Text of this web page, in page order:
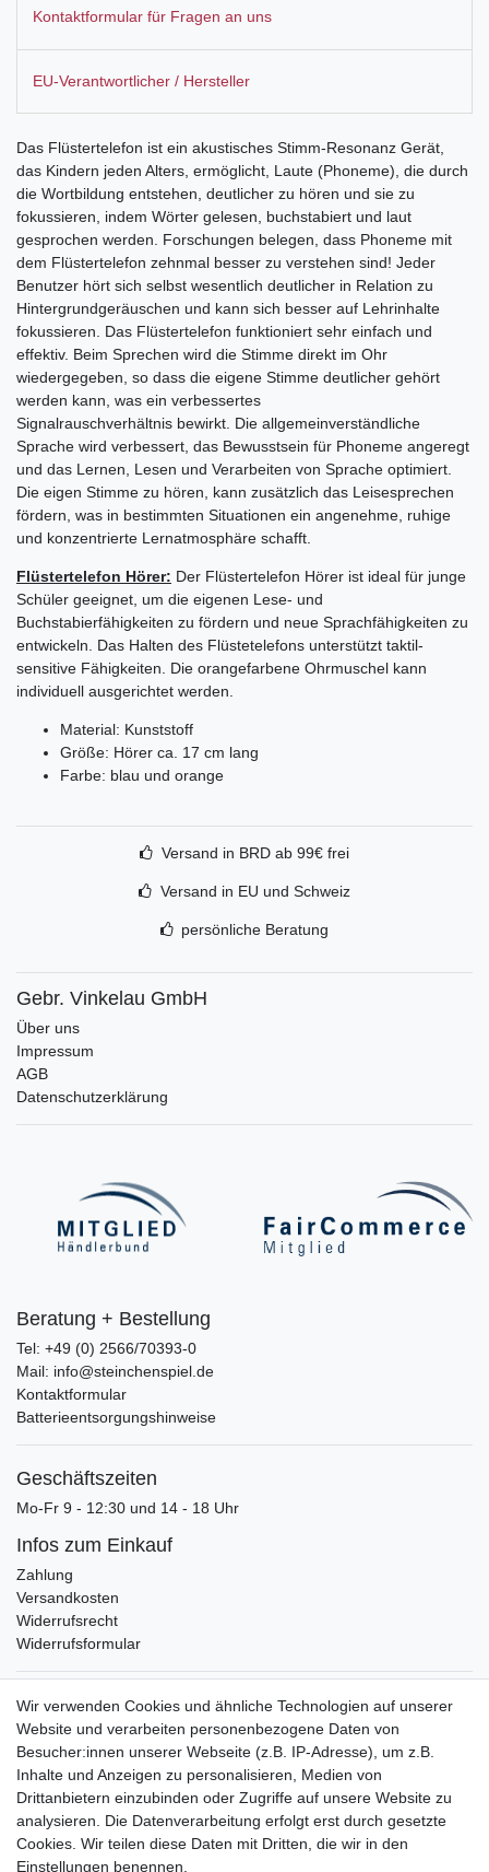
Kontaktformular für Fragen an uns
EU-Verantwortlicher / Hersteller
Das Flüstertelefon ist ein akustisches Stimm-Resonanz Gerät,
das Kindern jeden Alters, ermöglicht, Laute (Phoneme), die durch
die Wortbildung entstehen, deutlicher zu hören und sie zu
fokussieren, indem Wörter gelesen, buchstabiert und laut
gesprochen werden. Forschungen belegen, dass Phoneme mit
dem Flüstertelefon zehnmal besser zu verstehen sind! Jeder
Benutzer hört sich selbst wesentlich deutlicher in Relation zu
Hintergrundgeräuschen und kann sich besser auf Lehrinhalte
fokussieren. Das Flüstertelefon funktioniert sehr einfach und
effektiv. Beim Sprechen wird die Stimme direkt im Ohr
wiedergegeben, so dass die eigene Stimme deutlicher gehört
werden kann, was ein verbessertes
Signalrauschverhältnis bewirkt. Die allgemeinverständliche
Sprache wird verbessert, das Bewusstsein für Phoneme angeregt
und das Lernen, Lesen und Verarbeiten von Sprache optimiert.
Die eigen Stimme zu hören, kann zusätzlich das Leisesprechen
fördern, was in bestimmten Situationen ein angenehme, ruhige
und konzentrierte Lernatmosphäre schafft.
Flüstertelefon Hörer: Der Flüstertelefon Hörer ist ideal für junge
Schüler geeignet, um die eigenen Lese- und
Buchstabierfähigkeiten zu fördern und neue Sprachfähigkeiten zu
entwickeln. Das Halten des Flüstetelefons unterstützt taktil-
sensitive Fähigkeiten. Die orangefarbene Ohrmuschel kann
individuell ausgerichtet werden.
Material: Kunststoff
Größe: Hörer ca. 17 cm lang
Farbe: blau und orange
Versand in BRD ab 99€ frei
Versand in EU und Schweiz
persönliche Beratung
Gebr. Vinkelau GmbH
Über uns
Impressum
AGB
Datenschutzerklärung
Beratung + Bestellung
Tel: +49 (0) 2566/70393-0
Mail: info@steinchenspiel.de
Kontaktformular
Batterieentsorgungshinweise
Geschäftszeiten
Mo-Fr 9 - 12:30 und 14 - 18 Uhr
Infos zum Einkauf
Zahlung
Versandkosten
Widerrufsrecht
Widerrufsformular
Verpackungslizenz
bei der Landbell AG
Zahlungsarten
Vorabüberweisung
Rechnungskauf
Zahlung bei Abholung
PayPal (inkl. Kreditkarten)
Wir verwenden Cookies und ähnliche Technologien auf unserer
Website und verarbeiten personenbezogene Daten von
Besucher:innen unserer Webseite (z.B. IP-Adresse), um z.B.
Inhalte und Anzeigen zu personalisieren, Medien von
Drittanbietern einzubinden oder Zugriffe auf unsere Website zu
analysieren. Die Datenverarbeitung erfolgt erst durch gesetzte
Cookies. Wir teilen diese Daten mit Dritten, die wir in den
Einstellungen benennen.